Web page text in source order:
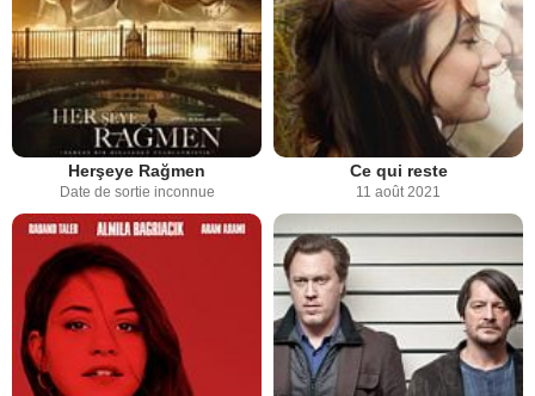
Herşeye Rağmen
Date de sortie inconnue
Ce qui reste
11 août 2021